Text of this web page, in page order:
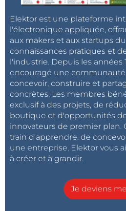
Elektor est une plateforme
l'électronique appliquée,
aux makers et aux startups
connaissances pratiques et
l'industrie. Depuis les années
encouragé une
concevoir, construire et
concrètes. Les membres
exclusif à des projets, de
boutique et d'opportunités
innovateurs de premier plan.
train d'apprendre, de
une entreprise, Elektor vous
à créer et à grandir.
Je deviens